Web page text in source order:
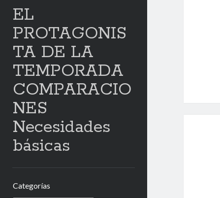
EL
PROTAGONIS
TA DE LA
TEMPORADA
COMPARACIO
NES
Necesidades
básicas
Categorías